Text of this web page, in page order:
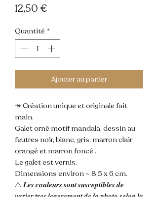
12,50 €
Quantité *
Ajouter au panier
↠ Création unique et originale fait
main.
Galet orné motif mandala, dessin au
feutres noir, blanc, gris, marron clair
orangé et marron foncé .
Le galet est vernis.
Dimensions environ ~ 8,5 x 6 cm.
⚠️ 𝑳𝒆𝒔 𝒄𝒐𝒖𝒍𝒆𝒖𝒓𝒔 𝒔𝒐𝒏𝒕 𝒔𝒖𝒔𝒄𝒆𝒑𝒕𝒊𝒃𝒍𝒆𝒔 𝒅𝒆
𝒗𝒂𝒓𝒊𝒆𝒓 𝒕𝒓𝒆𝒔 𝒍𝒆𝒈𝒆𝒓𝒆𝒎𝒆𝒏𝒕 𝒅𝒆 𝒍𝒂 𝒑𝒉𝒐𝒕𝒐 𝒔𝒆𝒍𝒐𝒏 𝒍𝒂